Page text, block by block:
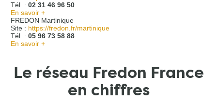
Tél. : 02 31 46 96 50
En savoir +
FREDON Martinique
Site : https://fredon.fr/martinique
Tél. : 05 96 73 58 88
En savoir +
Le réseau Fredon France
en chiffres